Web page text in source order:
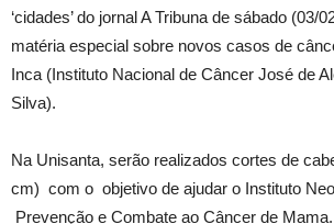
‘cidades’ do jornal A Tribuna de sábado (03/
matéria especial sobre novos casos de
Inca (Instituto Nacional de Câncer José de
Silva).
Na Unisanta, serão realizados cortes de
cm) com o objetivo de ajudar o Instituto
Prevenção e Combate ao Câncer de